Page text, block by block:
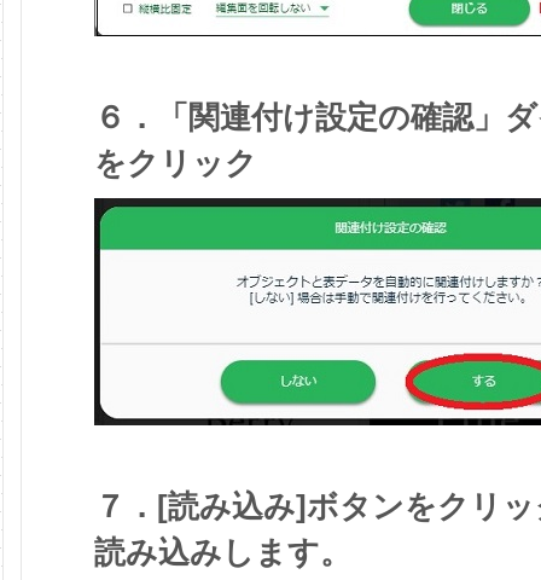
６．「関連付け設定の確認」
をクリック
７．[読み込み]ボタンをクリ
読み込みします。